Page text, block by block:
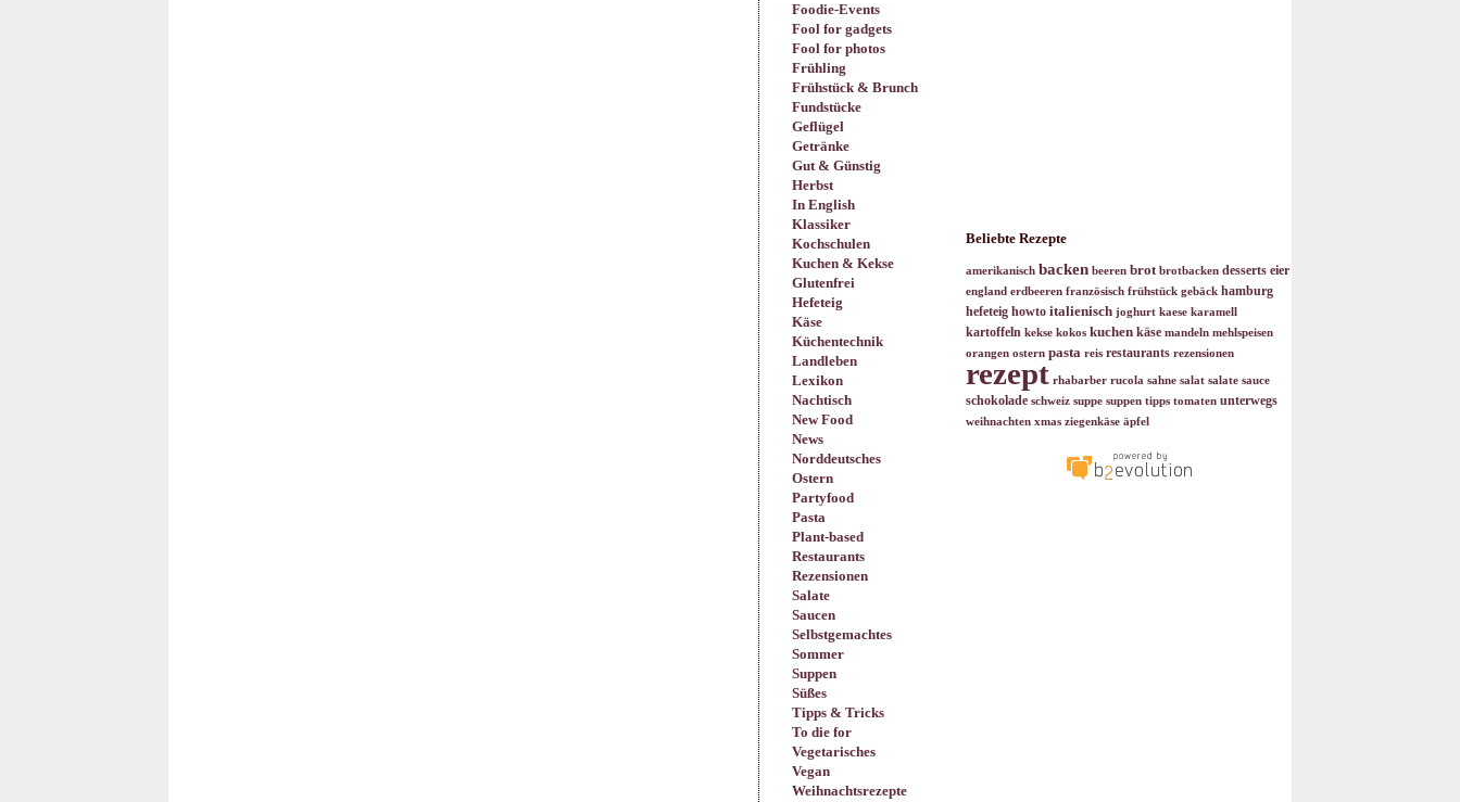
Foodie-Events
Fool for gadgets
Fool for photos
Frühling
Frühstück & Brunch
Fundstücke
Geflügel
Getränke
Gut & Günstig
Herbst
In English
Klassiker
Kochschulen
Kuchen & Kekse
Glutenfrei
Hefeteig
Käse
Küchentechnik
Landleben
Lexikon
Nachtisch
New Food
News
Norddeutsches
Ostern
Partyfood
Pasta
Plant-based
Restaurants
Rezensionen
Salate
Saucen
Selbstgemachtes
Sommer
Suppen
Süßes
Tipps & Tricks
To die for
Vegetarisches
Vegan
Weihnachtsrezepte
Beliebte Rezepte
amerikanisch backen beeren brot brotbacken desserts eier
england erdbeeren französisch frühstück gebäck hamburg
hefeteig howto italienisch joghurt kaese karamell
kartoffeln kekse kokos kuchen käse mandeln mehlspeisen
orangen ostern pasta reis restaurants rezensionen
rezept rhabarber rucola sahne salat salate sauce
schokolade schweiz suppe suppen tipps tomaten unterwegs
weihnachten xmas ziegenkäse äpfel